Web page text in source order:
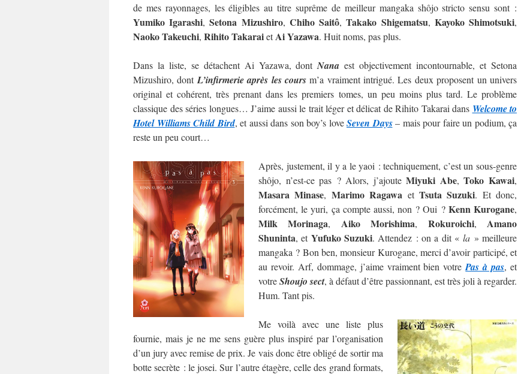
de mes rayonnages, les éligibles au titre suprême de meilleur mangaka shôjo stricto sensu sont :
Yumiko Igarashi,Setona Mizushiro, Chiho Saitô,Takako Shigematsu, Kayoko Shimotsuki,
NaokoTakeuchi, Rihito TakaraietAiYazawa. Huit noms, pas plus.
Dans la liste, se détachent Ai Yazawa, dontNana est objectivement incontournable, et Setona
Mizushiro, dont L’infirmerie après les coursm’a vraiment intrigué. Les deux proposent un univers
original et cohérent, très prenant dans les premiers tomes, un peu moins plus tard. Le problème
classique des séries longues… J’aime aussi le trait léger et délicat de Rihito Takarai dans Welcome to
Hotel Williams Child Bird, et aussi dans son boy’s loveSeven Days– mais pour faire un podium, ça
reste un peu court…
Après, justement, il y a le yaoi : techniquement, c’est un sous-genre
shôjo, n’est-ce pas ? Alors, j’ajouteMiyuki Abe,Toko Kawai,
Masara Minase, Marimo Ragawa et Tsuta Suzuki. Et donc,
forcément, le yuri, ça compte aussi, non ? Oui ? Kenn Kurogane,
Milk Morinaga, Aiko Morishima, Rokuroichi, Amano
Shuninta, et Yufuko Suzuki. Attendez : on a dit «la » meilleure
mangaka ? Bon ben, monsieur Kurogane, merci d’avoir participé, et
au revoir. Arf, dommage, j’aime vraiment bien votrePas à pas, et
votreShoujo sect, à défaut d’être passionnant, est très joli à regarder.
Hum. Tant pis.
Me voilà avec une liste plus
fournie, mais je ne me sens guère plus inspiré par l’organisation
d’un jury avec remise de prix. Je vais donc être obligé de sortir ma
botte secrète : le josei. Sur l’autre étagère, celle des grand formats,